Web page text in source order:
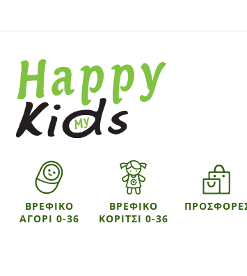
ΒΡΕΦΙΚΟ
ΑΓΟΡΙ 0-36
ΒΡΕΦΙΚΟ
ΚΟΡΙΤΣΙ 0-36